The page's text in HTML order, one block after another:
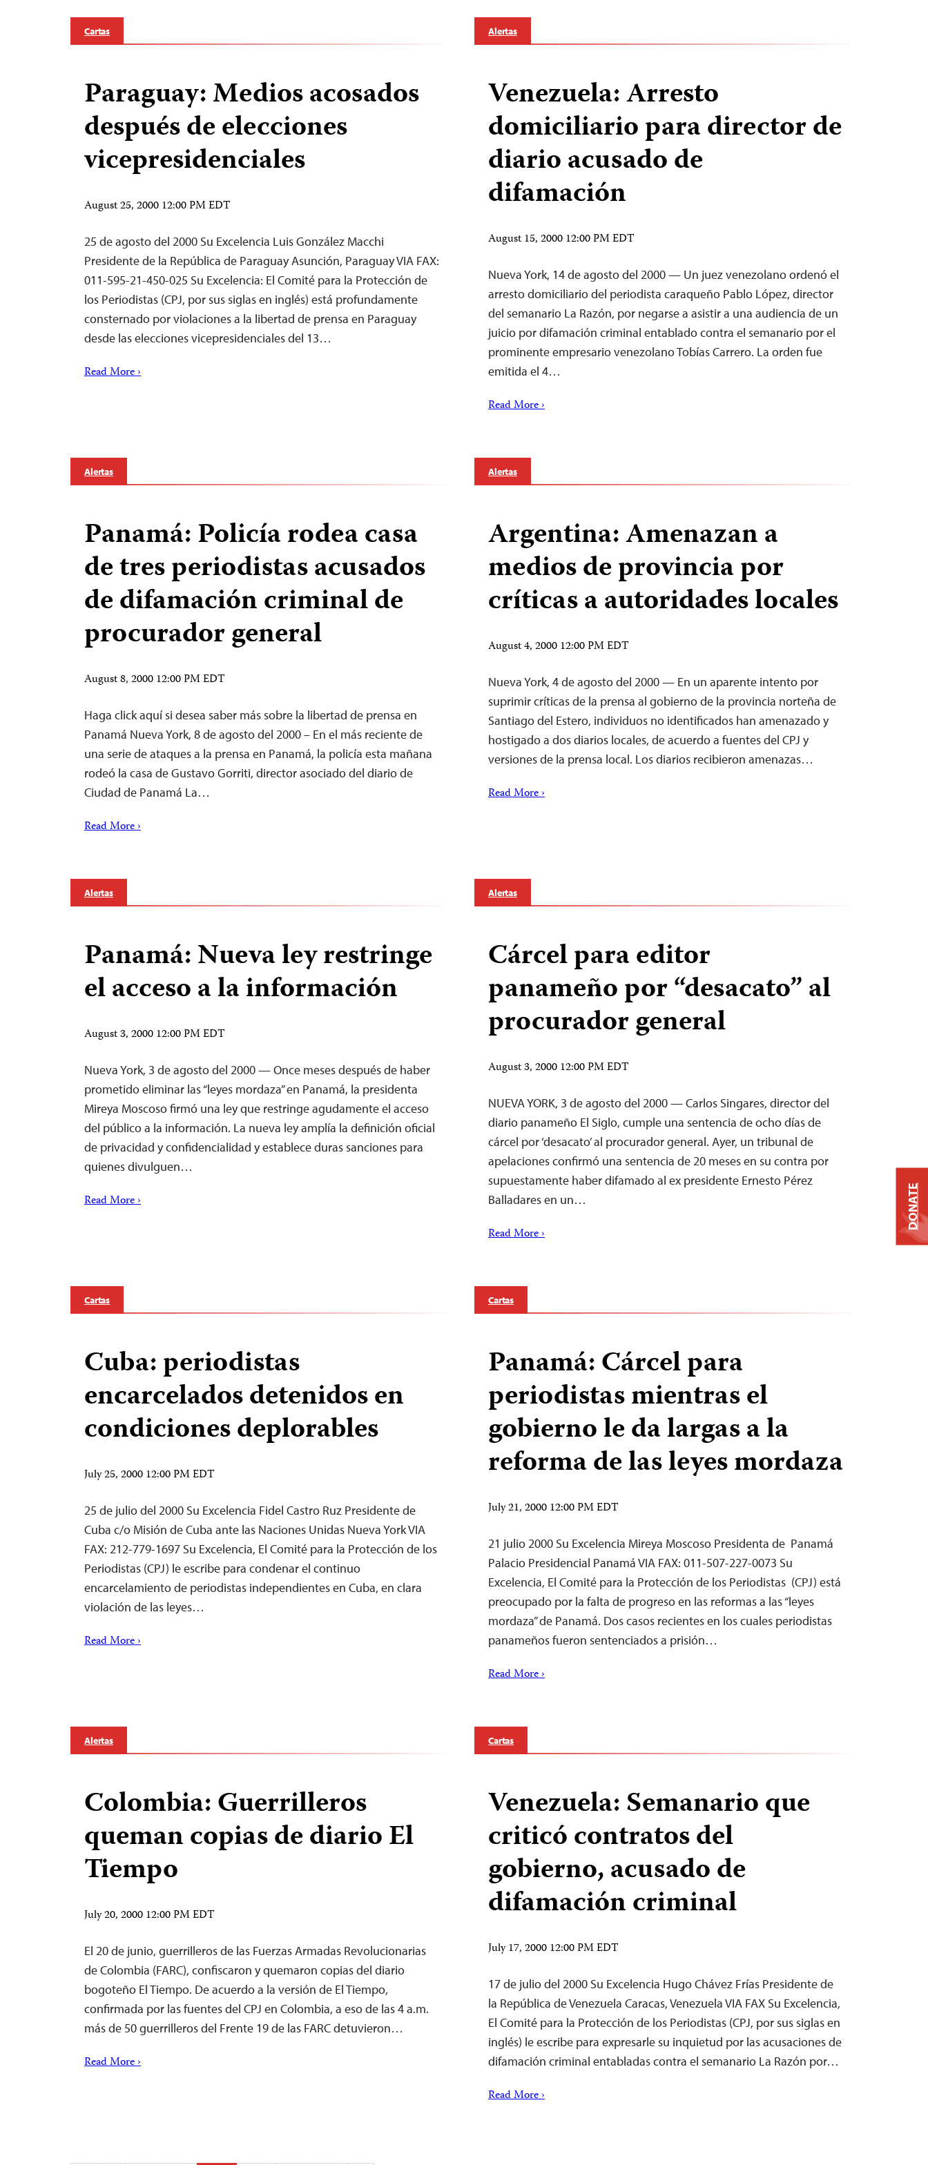
Cartas
Paraguay: Medios acosados
después de elecciones
vicepresidenciales
August 25, 2000 12:00 PM EDT
25 de agosto del 2000 Su Excelencia Luis González Macchi
Presidente de la República de Paraguay Asunción, Paraguay VIA FAX:
011-595-21-450-025 Su Excelencia: El Comité para la Protección de
los Periodistas (CPJ, por sus siglas en inglés) está profundamente
consternado por violaciones a la libertad de prensa en Paraguay
desde las elecciones vicepresidenciales del 13…
Read More ›
Alertas
Venezuela: Arresto
domiciliario para director de
diario acusado de
difamación
August 15, 2000 12:00 PM EDT
Nueva York, 14 de agosto del 2000 — Un juez venezolano ordenó el
arresto domiciliario del periodista caraqueño Pablo López, director
del semanario La Razón, por negarse a asistir a una audiencia de un
juicio por difamación criminal entablado contra el semanario por el
prominente empresario venezolano Tobías Carrero. La orden fue
emitida el 4…
Read More ›
Alertas
Panamá: Policía rodea casa
de tres periodistas acusados
de difamación criminal de
procurador general
August 8, 2000 12:00 PM EDT
Haga click aquí si desea saber más sobre la libertad de prensa en
Panamá Nueva York, 8 de agosto del 2000 – En el más reciente de
una serie de ataques a la prensa en Panamá, la policía esta mañana
rodeó la casa de Gustavo Gorriti, director asociado del diario de
Ciudad de Panamá La…
Read More ›
Alertas
Argentina: Amenazan a
medios de provincia por
críticas a autoridades locales
August 4, 2000 12:00 PM EDT
Nueva York, 4 de agosto del 2000 — En un aparente intento por
suprimir críticas de la prensa al gobierno de la provincia norteña de
Santiago del Estero, individuos no identificados han amenazado y
hostigado a dos diarios locales, de acuerdo a fuentes del CPJ y
versiones de la prensa local. Los diarios recibieron amenazas…
Read More ›
Alertas
Panamá: Nueva ley restringe
el acceso a la información
August 3, 2000 12:00 PM EDT
Nueva York, 3 de agosto del 2000 — Once meses después de haber
prometido eliminar las “leyes mordaza” en Panamá, la presidenta
Mireya Moscoso firmó una ley que restringe agudamente el acceso
del público a la información. La nueva ley amplía la definición oficial
de privacidad y confidencialidad y establece duras sanciones para
quienes divulguen…
Read More ›
Alertas
Cárcel para editor
panameño por “desacato” al
procurador general
August 3, 2000 12:00 PM EDT
NUEVA YORK, 3 de agosto del 2000 — Carlos Singares, director del
diario panameño El Siglo, cumple una sentencia de ocho días de
cárcel por ‘desacato’ al procurador general. Ayer, un tribunal de
apelaciones confirmó una sentencia de 20 meses en su contra por
supuestamente haber difamado al ex presidente Ernesto Pérez
Balladares en un…
Read More ›
Cartas
Cuba: periodistas
encarcelados detenidos en
condiciones deplorables
July 25, 2000 12:00 PM EDT
25 de julio del 2000 Su Excelencia Fidel Castro Ruz Presidente de
Cuba c/o Misión de Cuba ante las Naciones Unidas Nueva York VIA
FAX: 212-779-1697 Su Excelencia, El Comité para la Protección de los
Periodistas (CPJ) le escribe para condenar el continuo
encarcelamiento de periodistas independientes en Cuba, en clara
violación de las leyes…
Read More ›
Cartas
Panamá: Cárcel para
periodistas mientras el
gobierno le da largas a la
reforma de las leyes mordaza
July 21, 2000 12:00 PM EDT
21 julio 2000 Su Excelencia Mireya Moscoso Presidenta de Panamá
Palacio Presidencial Panamá VIA FAX: 011-507-227-0073 Su
Excelencia, El Comité para la Protección de los Periodistas (CPJ) está
preocupado por la falta de progreso en las reformas a las “leyes
mordaza” de Panamá. Dos casos recientes en los cuales periodistas
panameños fueron sentenciados a prisión…
Read More ›
Alertas
Colombia: Guerrilleros
queman copias de diario El
Tiempo
July 20, 2000 12:00 PM EDT
El 20 de junio, guerrilleros de las Fuerzas Armadas Revolucionarias
de Colombia (FARC), confiscaron y quemaron copias del diario
bogoteño El Tiempo. De acuerdo a la versión de El Tiempo,
confirmada por las fuentes del CPJ en Colombia, a eso de las 4 a.m.
más de 50 guerrilleros del Frente 19 de las FARC detuvieron…
Read More ›
Cartas
Venezuela: Semanario que
criticó contratos del
gobierno, acusado de
difamación criminal
July 17, 2000 12:00 PM EDT
17 de julio del 2000 Su Excelencia Hugo Chávez Frías Presidente de
la República de Venezuela Caracas, Venezuela VIA FAX Su Excelencia,
El Comité para la Protección de los Periodistas (CPJ, por sus siglas en
inglés) le escribe para expresarle su inquietud por las acusaciones de
difamación criminal entabladas contra el semanario La Razón por…
Read More ›
DONATE